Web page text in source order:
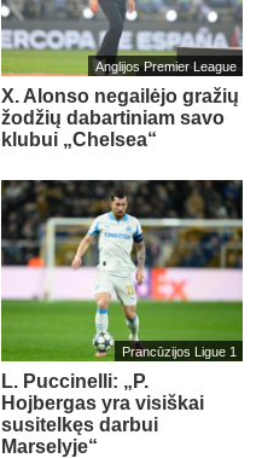
Anglijos Premier League
X. Alonso negailėjo gražių
žodžių dabartiniam savo
klubui „Chelsea“
Prancūzijos Ligue 1
L. Puccinelli: „P.
Hojbergas yra visiškai
susitelkęs darbui
Marselyje“